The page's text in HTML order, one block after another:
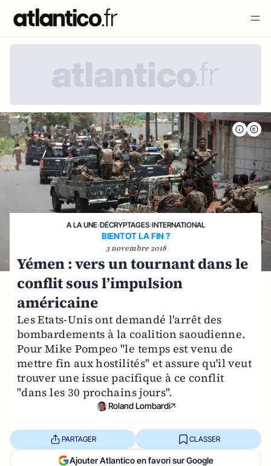
A LA UNE›DÉCRYPTAGES›INTERNATIONAL
BIENTOT LA FIN ?
3 novembre 2018
Yémen : vers un tournant dans le
conflit sous l’impulsion
américaine
Les Etats-Unis ont demandé l'arrêt des
bombardements à la coalition saoudienne.
Pour Mike Pompeo "le temps est venu de
mettre fin aux hostilités" et assure qu'il veut
trouver une issue pacifique à ce conflit
"dans les 30 prochains jours".
Roland Lombardi
PARTAGER CLASSER
Ajouter Atlantico en favori sur Google